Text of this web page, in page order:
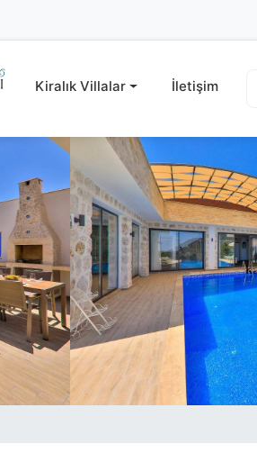
Kiralık Villalar İletişim